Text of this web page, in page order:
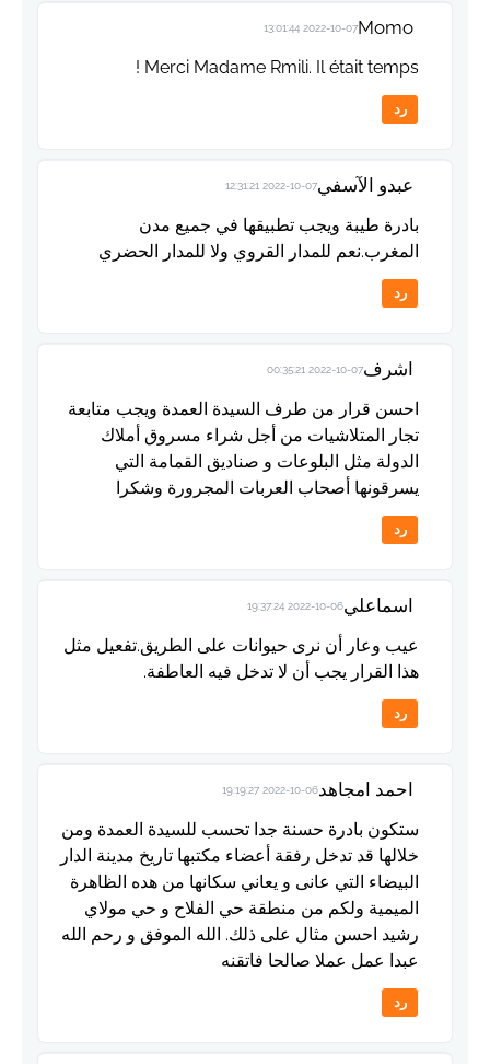
Momo
2022-10-07 13:01:44
Merci Madame Rmili. Il était temps !
رد
عبدو الآسفي2022-10-07 12:31:21
بادرة طيبة ويجب تطبيقها في جميع مدن
المغرب.نعم للمدار القروي ولا للمدار الحضري
رد
اشرف2022-10-07 00:35:21
احسن قرار من طرف السيدة العمدة ويجب متابعة
تجار المتلاشيات من أجل شراء مسروق أملاك
الدولة مثل البلوعات و صناديق القمامة التي
يسرقونها أصحاب العربات المجرورة وشكرا
رد
اسماعلي2022-10-06 19:37:24
عيب وعار أن نرى حيوانات على الطريق.تفعيل مثل
هذا القرار يجب أن لا تدخل فيه العاطفة.
رد
احمد امجاهد2022-10-06 19:19:27
ستكون بادرة حسنة جدا تحسب للسيدة العمدة ومن
خلالها قد تدخل رفقة أعضاء مكتبها تاريخ مدينة الدار
البيضاء التي عانى و يعاني سكانها من هده الظاهرة
الميمية ولكم من منطقة حي الفلاح و حي مولاي
رشيد احسن مثال على ذلك. الله الموفق و رحم الله
عبدا عمل عملا صالحا فاتقنه
رد